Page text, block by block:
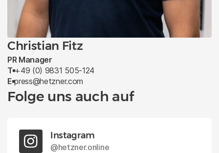
Kreativität, Vielfalt und Teamspirit
27. Mai 2025
Christian Fitz
PR Manager
T +49 (0) 9831 505-124
E press@hetzner.com
Folge uns auch auf
Instagram
@hetzner.online